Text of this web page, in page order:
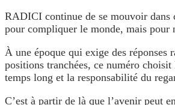
RADICI continue de se mouvoir dans
pour compliquer le monde, mais pour
À une époque qui exige des réponses
positions tranchées, ce numéro
temps long et la responsabilité du
C’est à partir de là que l’avenir peut